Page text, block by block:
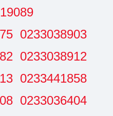
19089
0233038903 0233441675
0233038912 0233448282
0233441858 0233041213
0233036404 0233036508